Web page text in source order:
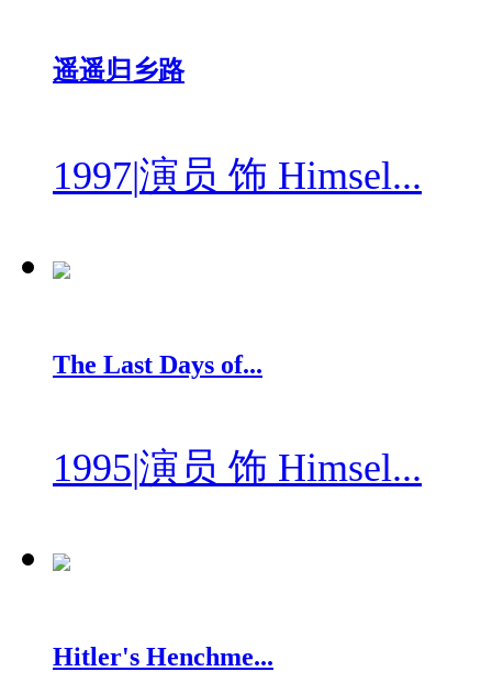
遥遥归乡路
1997|演员 饰 Himsel...
The Last Days of...
1995|演员 饰 Himsel...
Hitler's Henchme...